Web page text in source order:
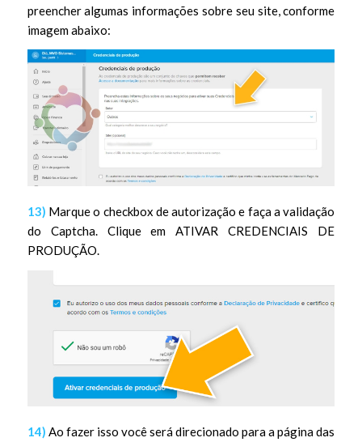
preencher algumas informações sobre seu site, conforme
imagem abaixo:
13) Marque o checkbox de autorização e faça a validação
do Captcha. Clique em ATIVAR CREDENCIAIS DE
PRODUÇÃO.
14) Ao fazer isso você será direcionado para a página das